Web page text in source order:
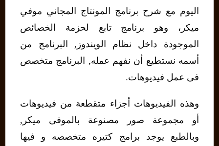
اليوم مع شرح برنامج المونتاج المجاني موفي
ميكر، وهو برنامج تابع لحزمة الخصائص
الموجودة داخل نظام الويندوز, البرنامج من
أسمه نستطيع أن نفهم عمله, البرنامج متخصص
فى عمل فيديوهات.
وهذه الفيديوهات أجزاء متقطعة من فيديوهات
أو مجموعة صور مصنوعة بالموفى ميكر,
وبالطبع يوجد برامج كتيره متخصصه و فيها